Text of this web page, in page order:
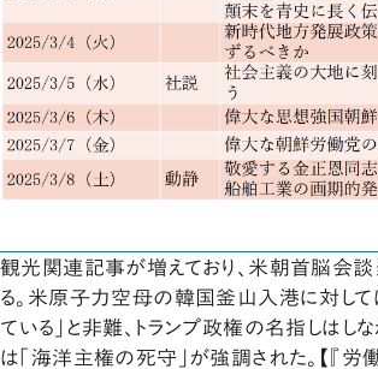
観光関連記事が増えており、米朝首脳会
る。米原子力空母の韓国釜山入港に対して
ている」と非難、トランプ政権の名指しは
は「海洋主権の死守」が強調された。【『